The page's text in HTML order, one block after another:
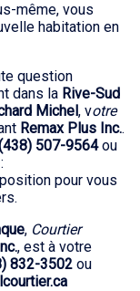
même, vous
habitation en
question
dans la Rive-Sud
Michel, votre
Remax Plus Inc..
507-9564ou
pour vous
, Courtier
, est à votre
832-3502 ou